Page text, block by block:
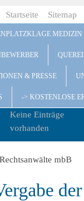
Startseite Sitemap
MEDIZIN
& PRESSE
-> KOSTENLOSE
Keine Einträge
vorhanden